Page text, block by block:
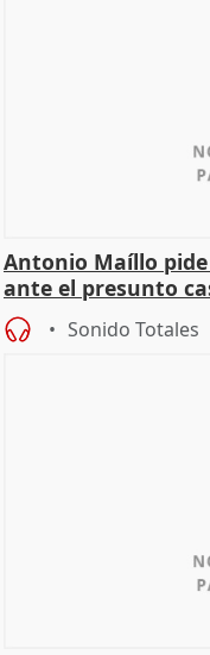
Antonio Maíllo
ante el presunto
Sonido Totales